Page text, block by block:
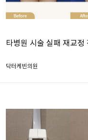
타병원 시술 실패 재교정
닥터케빈의원